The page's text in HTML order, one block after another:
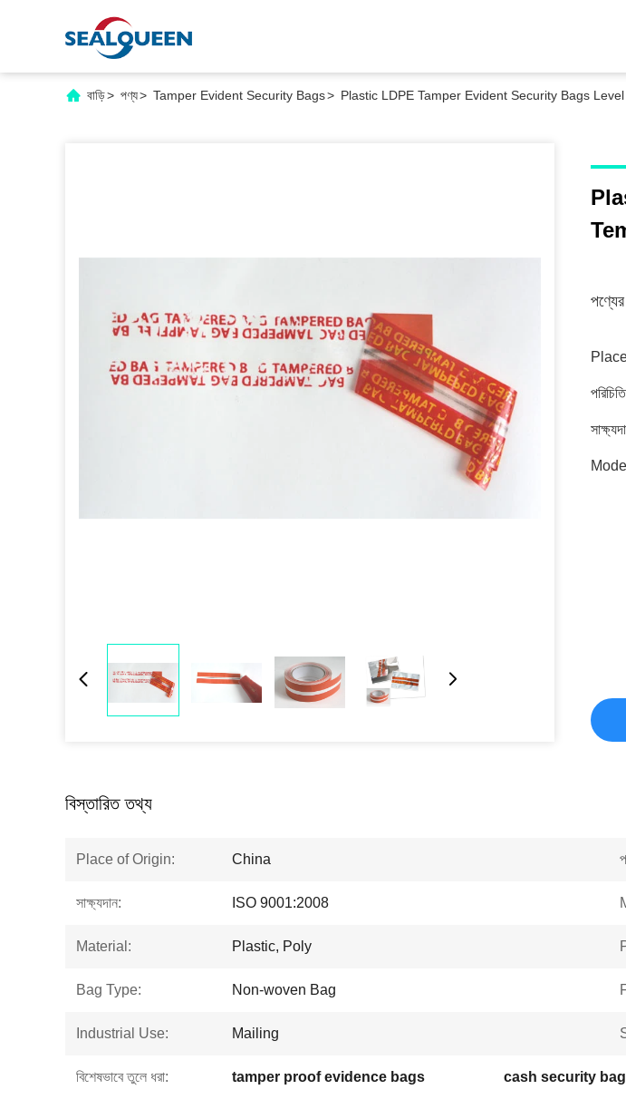
বাড়ি> পণ্য> Tamper Evident Security Bags> Plastic LDPE Tamper Evident Security Bags
বিস্তারিত তথ্য
Place of Origin: China
সাক্ষ্যদান: ISO 9001:2008
Material: Plastic, Poly
Bag Type: Non-woven Bag
Industrial Use: Mailing
বিশেষভাবে তুলে ধরা: tamper proof evidence bags cash security